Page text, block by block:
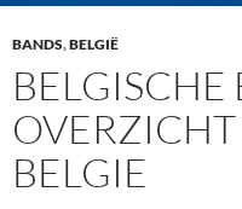
BANDS,BELGIË
BELGISCHE
BELGIE